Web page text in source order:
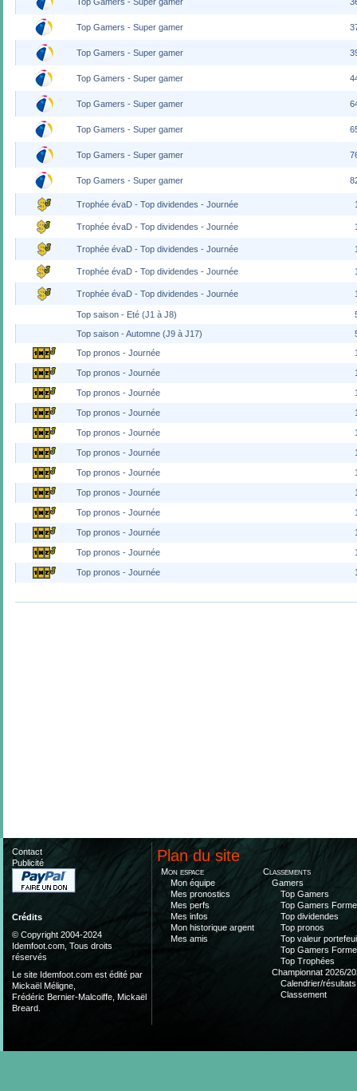
Top Gamers - Super gamer
Top Gamers - Super gamer
Top Gamers - Super gamer
Top Gamers - Super gamer
Top Gamers - Super gamer
Top Gamers - Super gamer
Top Gamers - Super gamer
Trophée évaD - Top dividendes - Journée
Trophée évaD - Top dividendes - Journée
Trophée évaD - Top dividendes - Journée
Trophée évaD - Top dividendes - Journée
Trophée évaD - Top dividendes - Journée
Top saison - Eté (J1 à J8)
Top saison - Automne (J9 à J17)
Top pronos - Journée
Top pronos - Journée
Top pronos - Journée
Top pronos - Journée
Top pronos - Journée
Top pronos - Journée
Top pronos - Journée
Top pronos - Journée
Top pronos - Journée
Top pronos - Journée
Top pronos - Journée
Top pronos - Journée
Contact
Publicité
Crédits
© Copyright 2004-2024
Idemfoot.com, Tous droits
réservés
Le site Idemfoot.com est édité par
Mickaël Méligne,
Frédéric Bernier-Malcoiffe, Mickaël
Breard.
Plan du site
Mon espace
Mon équipe
Mes pronostics
Mes perfs
Mes infos
Mon historique argent
Mes amis
Classements
Gamers
Top Gamers
Top Gamers Forme
Top dividendes
Top pronos
Top valeur
Top Gamers Forme
Top Trophées
Championnat 2026/
Calendrier/résultats
Classement